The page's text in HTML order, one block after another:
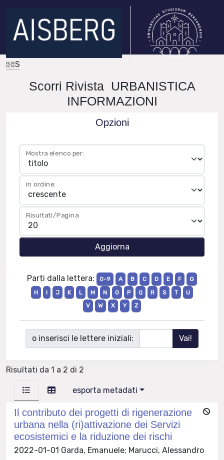
IRIS
Scorri Rivista URBANISTICA
INFORMAZIONI
Opzioni
Mostra elenco per:
in ordine:
Risultati/Pagina
Parti dalla lettera: 0-9 A B C D E F
G
H
I J K L M N O P Q R S T
U
V
W X Y Z
o inserisci le lettere iniziali:
Risultati da 1 a 2 di 2
esporta metadati
Il contributo dei progetti di rigenerazione
urbana nella (ri)attivazione dei Servizi
ecosistemici e la riduzione dei rischi
2022-01-01 Garda, Emanuele; Marucci, Alessandro